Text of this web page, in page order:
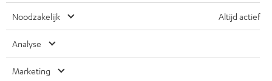
English
Français
Nederlands
Noodzakelijk Altijd actief
Analyse
Marketing